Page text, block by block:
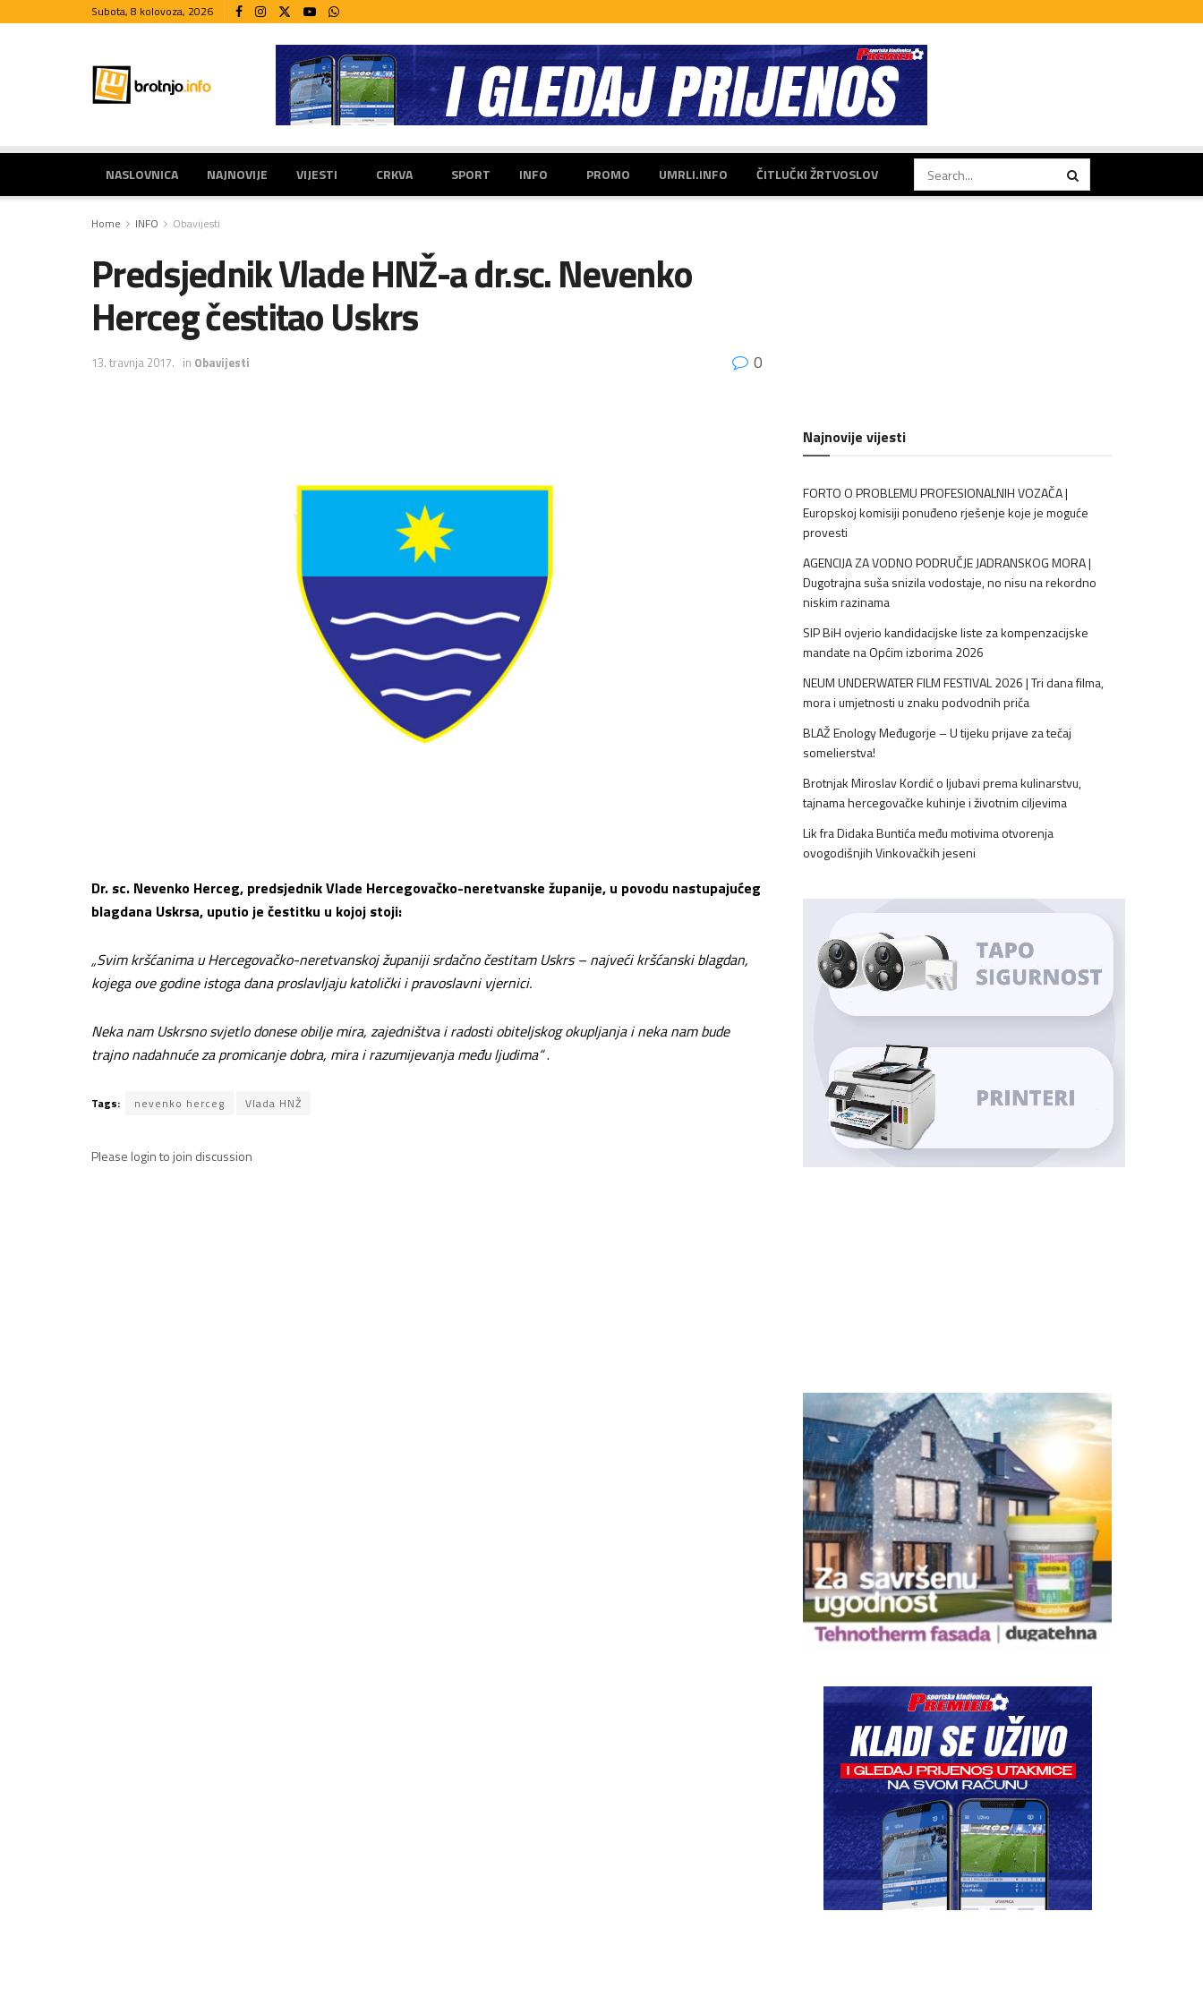
Subota, 8 kolovoza, 2026
NASLOVNICA NAJNOVIJE VIJESTI CRKVA SPORT INFO PROMO UMRLI.INFO ČITLUČKI ŽRTVOSLOV
Home INFO Obavijesti
Predsjednik Vlade HNŽ-a dr.sc. Nevenko
Herceg čestitao Uskrs
13. travnja 2017. in Obavijesti 0
Dr. sc. Nevenko Herceg, predsjednik Vlade Hercegovačko-neretvanske županije, u povodu nastupajućeg
blagdana Uskrsa, uputio je čestitku u kojoj stoji:
„Svim kršćanima u Hercegovačko-neretvanskoj županiji srdačno čestitam Uskrs – najveći kršćanski blagdan,
kojega ove godine istoga dana proslavljaju katolički i pravoslavni vjernici.
Neka nam Uskrsno svjetlo donese obilje mira, zajedništva i radosti obiteljskog okupljanja i neka nam bude
trajno nadahnuće za promicanje dobra, mira i razumijevanja među ljudima“.
Tags: nevenko herceg Vlada HNŽ
Please loginto join discussion
Najnovije vijesti
FORTO O PROBLEMU PROFESIONALNIH VOZAČA |
Europskoj komisiji ponuđeno rješenje koje je moguće
provesti
AGENCIJA ZA VODNO PODRUČJE JADRANSKOG MORA |
Dugotrajna suša snizila vodostaje, no nisu na rekordno
niskim razinama
SIP BiH ovjerio kandidacijske liste za kompenzacijske
mandate na Općim izborima 2026
NEUM UNDERWATER FILM FESTIVAL 2026 | Tri dana filma,
mora i umjetnosti u znaku podvodnih priča
BLAŽ Enology Međugorje – U tijeku prijave za tečaj
somelierstva!
Brotnjak Miroslav Kordić o ljubavi prema kulinarstvu,
tajnama hercegovačke kuhinje i životnim ciljevima
Lik fra Didaka Buntića među motivima otvorenja
ovogodišnjih Vinkovačkih jeseni